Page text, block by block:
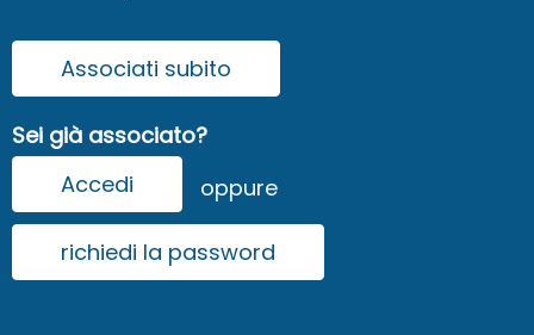
Associati subito
Sei già associato?
Accedi
oppure
richiedi la password